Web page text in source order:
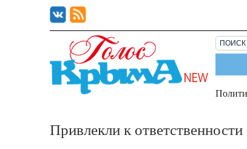
Привлекли к